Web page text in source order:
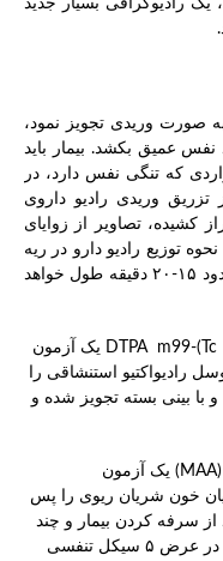
یک رادیوگرافی بسیار جدید
صورت وریدی تجویز نمود،
نفس عمیق بکشد. بیمار باید
که تنگی نفس دارد، در
وریدی رادیو داروی
کشیده، تصاویر از زوایای
توزیع رادیو دارو در ریه
ها، گرفته می شود. اسکن پرفیوژن ریه حدود ۱۵-۲۰ دقیقه طول خواهد
الف) سنتی گرافی ونتیلاسیون با آئروسل ( DTPA m99-(Tc یک آزمون
رادیواکتیو استنشاقی را
با بینی بسته تجویز شده و
ب) سنتی گرافی پرفوزیون ریوی MAA) m99-Tc) یک آزمون
خون شریان ریوی را پس
از سرفه کردن بیمار و چند
نفس عمیق، MAA m99- Tc را به آهستگی در عرض ۵ سیکل تنفسی